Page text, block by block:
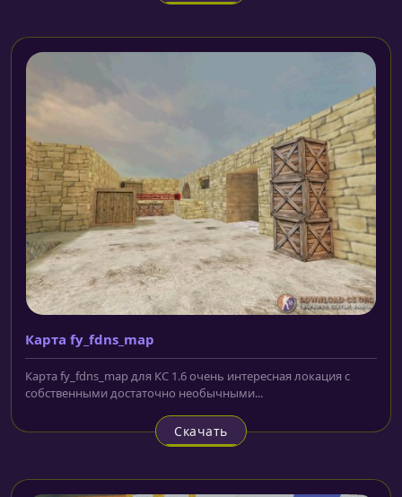
Карта fy_fdns_map
Карта fy_fdns_map для КС 1.6 очень интересная локация с
собственными достаточно необычными...
Скачать